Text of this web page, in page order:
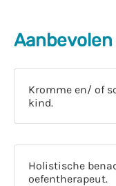
Kromme en/ of
kind.
Holistische
oefentherapeut.